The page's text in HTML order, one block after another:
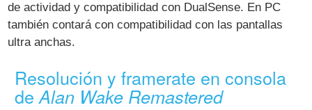
de actividad y compatibilidad con DualSense. En PC
también contará con compatibilidad con las pantallas
ultra anchas.
Resolución y framerate en consola
deAlan Wake Remastered